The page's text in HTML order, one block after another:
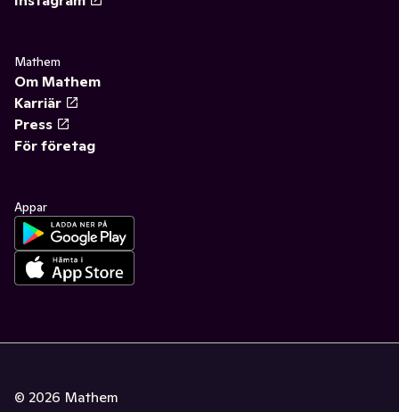
Mathem
Om Mathem
Karriär
Press
För företag
Appar
© 2026 Mathem